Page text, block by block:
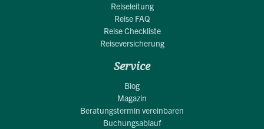
Reiseleitung
Reise FAQ
Reise Checkliste
Reiseversicherung
Service
Blog
Magazin
Beratungstermin vereinbaren
Buchungsablauf